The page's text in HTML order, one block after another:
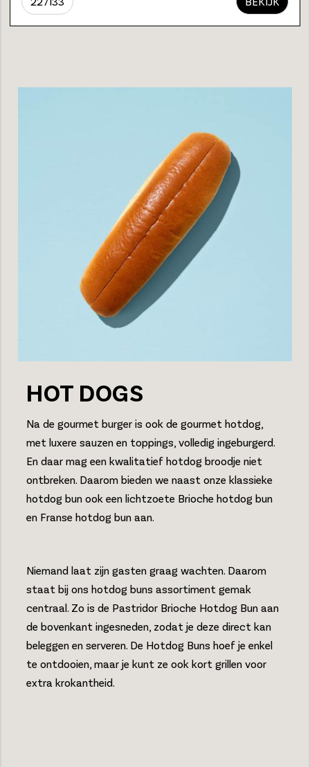
HOT DOGS
Na de gourmet burger is ook de gourmet hotdog,
met luxere sauzen en toppings, volledig ingeburgerd.
En daar mag een kwalitatief hotdog broodje niet
ontbreken. Daarom bieden we naast onze klassieke
hotdog bun ook een lichtzoete Brioche hotdog bun
en Franse hotdog bun aan.
Niemand laat zijn gasten graag wachten. Daarom
staat bij ons hotdog buns assortiment gemak
centraal. Zo is de Pastridor Brioche Hotdog Bun aan
de bovenkant ingesneden, zodat je deze direct kan
beleggen en serveren. De Hotdog Buns hoef je enkel
te ontdooien, maar je kunt ze ook kort grillen voor
extra krokantheid.